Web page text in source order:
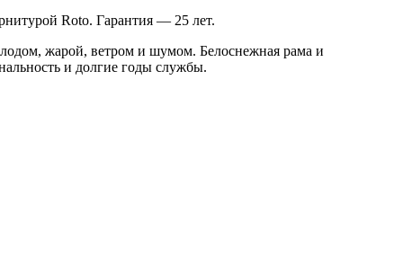
Roto. Гарантия — 25 лет.
жарой, ветром и шумом. Белоснежная рама и
и долгие годы службы.